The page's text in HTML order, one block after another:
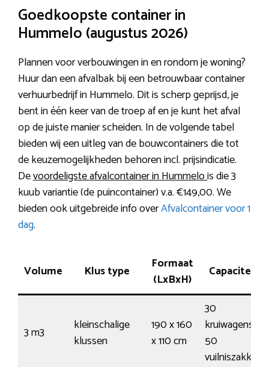
Goedkoopste container in
Hummelo (augustus 2026)
Plannen voor verbouwingen in en rondom je woning?
Huur dan een afvalbak bij een betrouwbaar container
verhuurbedrijf in Hummelo. Dit is scherp geprijsd, je
bent in één keer van de troep af en je kunt het afval
op de juiste manier scheiden. In de volgende tabel
bieden wij een uitleg van de bouwcontainers die tot
de keuzemogelijkheden behoren incl. prijsindicatie.
Devoordeligste afvalcontainer in Hummelois die 3
kuub variantie (de puincontainer) v.a. €149,00. We
bieden ook uitgebreide info overAfvalcontainer voor 1
dag.
Volume Klus type
Formaat
(LxBxH)
Capaciteit
3 m3
kleinschalige
klussen
190 x 160
x 110 cm
30
kruiwagens /
50
vuilniszakken